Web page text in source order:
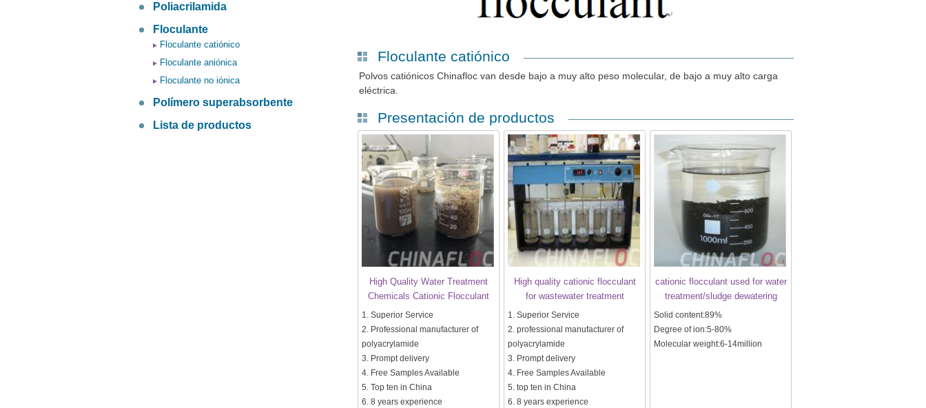
Poliacrilamida
Floculante
Floculante catiónico
Floculante aniónica
Floculante no iónica
Polímero superabsorbente
Lista de productos
Floculante catiónico
Polvos catiónicos Chinafloc van desde bajo a muy alto peso molecular, de bajo a muy alto carga
eléctrica.
Presentación de productos
High Quality Water Treatment
Chemicals Cationic Flocculant
1. Superior Service
2. Professional manufacturer of
polyacrylamide
3. Prompt delivery
4. Free Samples Available
5. Top ten in China
6. 8 years experience
High quality cationic flocculant
for wastewater treatment
1. Superior Service
2. professional manufacturer of
polyacrylamide
3. Prompt delivery
4. Free Samples Available
5. top ten in China
6. 8 years experience
cationic flocculant used for water
treatment/sludge dewatering
Solid content:89%
Degree of ion:5-80%
Molecular weight:6-14million